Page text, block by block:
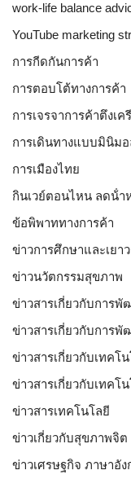
work-life balance
YouTube marketing
การกีดกันการค้า
การตอบโต้ทางการค้า
การเจรจาการค้าตึงเค
การเดินทางแบบมินิมอ
การเมืองไทย
กินเวย์ตอนไหน ลดน้ํา
ข้อพิพาททางการค้า
ข่าวการศึกษาและเยา
ข่าวนวัตกรรมสุขภาพ
ข่าวสารเกี่ยวกับการ
ข่าวสารเกี่ยวกับการพั
ข่าวสารเกี่ยวกับเทคโ
ข่าวสารเกี่ยวกับเทคโ
ข่าวสารเทคโนโลยี
ข่าวเกี่ยวกับสุขภาพจิต
ข่าวเศรษฐกิจ ภาษาอั